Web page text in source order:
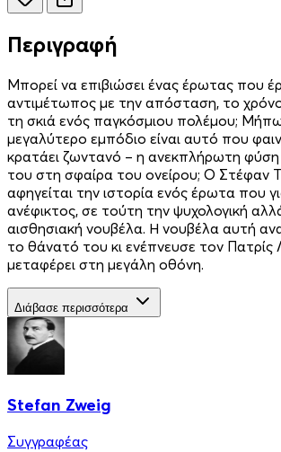
Περιγραφή
Μπορεί να επιβιώσει ένας έρωτας που
αντιμέτωπος με την απόσταση, το
τη σκιά ενός παγκόσμιου πολέμου;
μεγαλύτερο εμπόδιο είναι αυτό που
κρατάει ζωντανό – η ανεκπλήρωτη
του στη σφαίρα του ονείρου; Ο Στέφαν
αφηγείται την ιστορία ενός έρωτα που
ανέφικτος, σε τούτη την ψυχολογική
αισθησιακή νουβέλα. Η νουβέλα αυτή
το θάνατό του κι ενέπνευσε τον Πατρίς
μεταφέρει στη μεγάλη οθόνη.
Διάβασε περισσότερα
Stefan Zweig
Συγγραφέας